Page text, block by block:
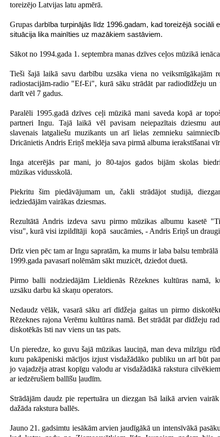
toreizējo Latvijas latu apmērā.
Grupas darbība turpinājās līdz 1996.gadam, kad toreizējā sociāli
situācija lika mainīties uz mazākiem sastāviem.
Sākot no 1994.gada 1. septembra manas dzīves ceļos mūzikā
Tieši šajā laikā savu darbību uzsāka viena no veiksmīgākajām
radiostacijām-radio "Ef-Ei", kurā sāku strādāt par radiodīdžeju un
darīt vēl 7 gadus.
Paralēli 1995.gadā dzīves ceļi mūzikā mani saveda kopā ar
partneri Ingu. Tajā laikā vēl pavisam neiepazītais dziesmu
slavenais latgaliešu muzikants un arī lielas zemnieku
Dricānietis Andris Eriņš meklēja sava pirmā albuma ierakstīšanai
Inga atcerējās par mani, jo 80-tajos gados bijām skolas
mūzikas vidusskolā.
Piekritu šim piedāvājumam un, čakli strādājot studijā,
iedziedājām vairākas dziesmas.
Rezultātā Andris izdeva savu pirmo mūzikas albumu kasetē
visu", kurā visi izpildītāji kopā saucāmies, - Andris Eriņš un
Drīz vien pēc tam ar Ingu sapratām, ka mums ir laba balsu tembrālā
1999.gada pavasarī nolēmām sākt muzicēt, dziedot duetā.
Pirmo balli nodziedājām Lieldienās Rēzeknes kultūras namā,
uzsāku darbu kā skaņu operators.
Nedaudz vēlāk, vasarā sāku arī dīdžeja gaitas un pirmo
Rēzeknes rajona Verēmu kultūras namā. Bet strādāt par dīdžeju
diskotēkās īsti nav viens un tas pats.
Un pieredze, ko guvu šajā mūzikas lauciņā, man deva milzīgu
kuru pakāpeniski mācījos izjust visdažādāko publiku un arī būt
jo vajadzēja atrast kopīgu valodu ar visdažādākā rakstura
ar iedzērušiem ballīšu ļaudīm.
Strādājām daudz pie repertuāra un diezgan īsā laikā arvien
dažāda rakstura ballēs.
Jauno 21. gadsimtu iesākām arvien jaudīgākā un intensīvākā